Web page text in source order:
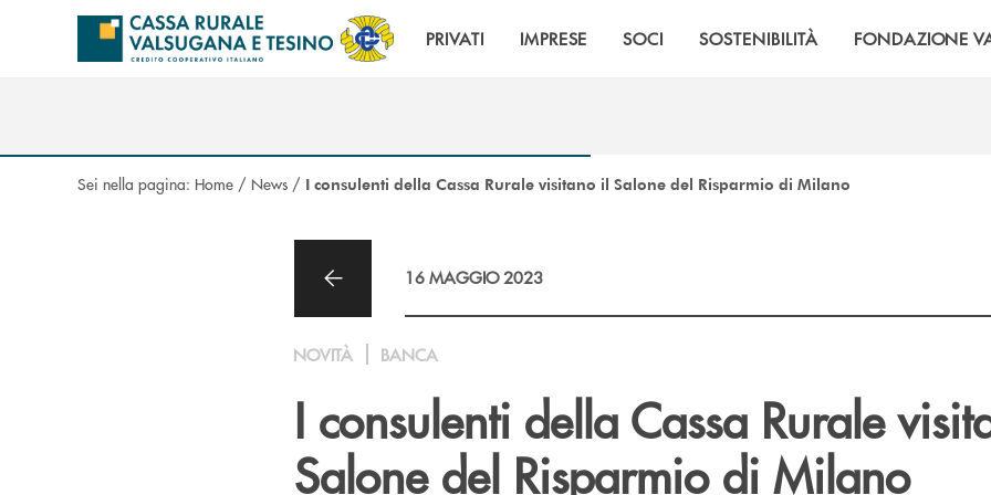
Salta al contenuto principale
PRIVATI IMPRESE SOCI SOSTENIBILITÀ FONDAZIONE
Sei nella pagina: Home / News / I consulenti della Cassa Rurale visitano il Salone del Risparmio di Milano
16 MAGGIO 2023
NOVITÀ BANCA
I consulenti della Cassa Rurale
Salone del Risparmio di Milano